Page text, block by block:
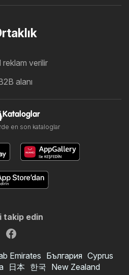
reklam verilir
alanı
Kataloglar
en son kataloglar
takip edin
Emirates България Cyprus
日本 한국 New Zealand